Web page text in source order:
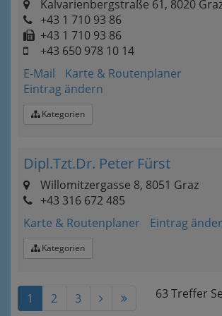
Kalvarienbergstraße 61, 8020
+43 1 710 93 86
+43 1 710 93 86
+43 650 978 10 14
E-Mail
Karte & Routenplaner
Eintrag ändern
Kategorien
Dipl.Tzt.Dr. Peter Fürst
Willomitzergasse 8, 8051 Graz
+43 316 672 485
Karte & Routenplaner
Eintrag
Kategorien
63 Treffer
1 2 3